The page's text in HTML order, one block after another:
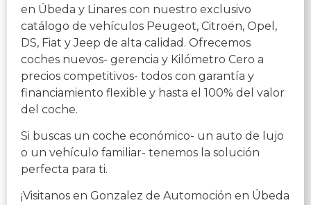
en Úbeda y Linares con nuestro exclusivo
catálogo de vehículos Peugeot, Citroën, Opel,
DS, Fiat y Jeep de alta calidad. Ofrecemos
coches nuevos- gerencia y Kilómetro Cero a
precios competitivos- todos con garantía y
financiamiento flexible y hasta el 100% del valor
del coche.
Si buscas un coche económico- un auto de lujo
o un vehículo familiar- tenemos la solución
perfecta para ti.
¡Visitanos en Gonzalez de Automoción en Úbeda